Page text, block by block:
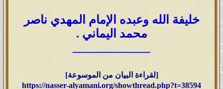
خليفة الله وعبده الإمام المهدي ناصر
محمد اليماني .
[لقراءة البيان من الموسوعة]
https://nasser-alyamani.org/showthread.php?t=38594